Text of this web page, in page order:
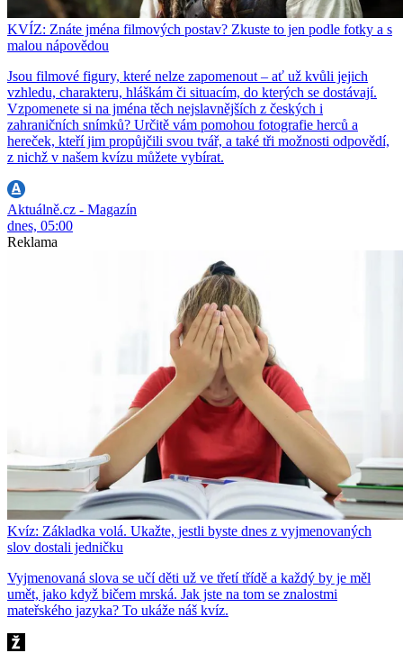
KVÍZ: Znáte jména filmových postav? Zkuste to jen podle fotky a s
malou nápovědou
Jsou filmové figury, které nelze zapomenout – ať už kvůli jejich
vzhledu, charakteru, hláškám či situacím, do kterých se dostávají.
Vzpomenete si na jména těch nejslavnějších z českých i
zahraničních snímků? Určitě vám pomohou fotografie herců a
hereček, kteří jim propůjčili svou tvář, a také tři možnosti odpovědí,
z nichž v našem kvízu můžete vybírat.
Aktuálně.cz - Magazín
dnes, 05:00
Reklama
Kvíz: Základka volá. Ukažte, jestli byste dnes z vyjmenovaných
slov dostali jedničku
Vyjmenovaná slova se učí děti už ve třetí třídě a každý by je měl
umět, jako když bičem mrská. Jak jste na tom se znalostmi
mateřského jazyka? To ukáže náš kvíz.